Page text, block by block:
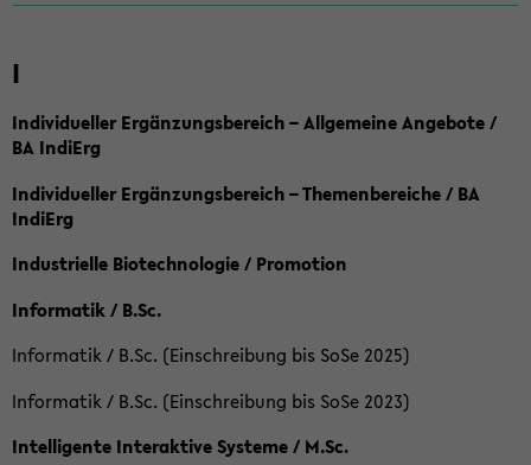
I
Individueller Ergänzungsbereich – Allgemeine Angebote /
BA IndiErg
Individueller Ergänzungsbereich – Themenbereiche / BA
IndiErg
Industrielle Biotechnologie / Promotion
Informatik / B.Sc.
Informatik / B.Sc. (Einschreibung bis SoSe 2025)
Informatik / B.Sc. (Einschreibung bis SoSe 2023)
Intelligente Interaktive Systeme / M.Sc.